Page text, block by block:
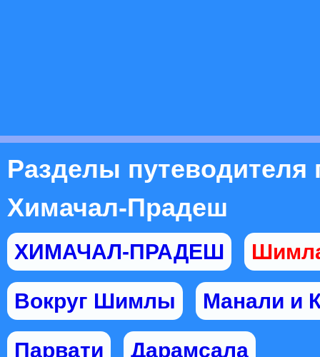
Разделы путеводителя
Химачал-Прадеш
ХИМАЧАЛ-ПРАДЕШ
Вокруг Шимлы Манали и
Парвати Дарамсала